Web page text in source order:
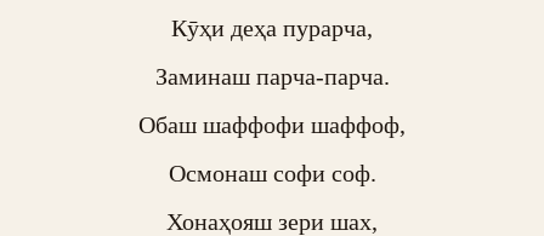
Кӯҳи деҳа пурарча,
Заминаш парча-парча.
Обаш шаффофи шаффоф,
Осмонаш софи соф.
Хонаҳояш зери шах,